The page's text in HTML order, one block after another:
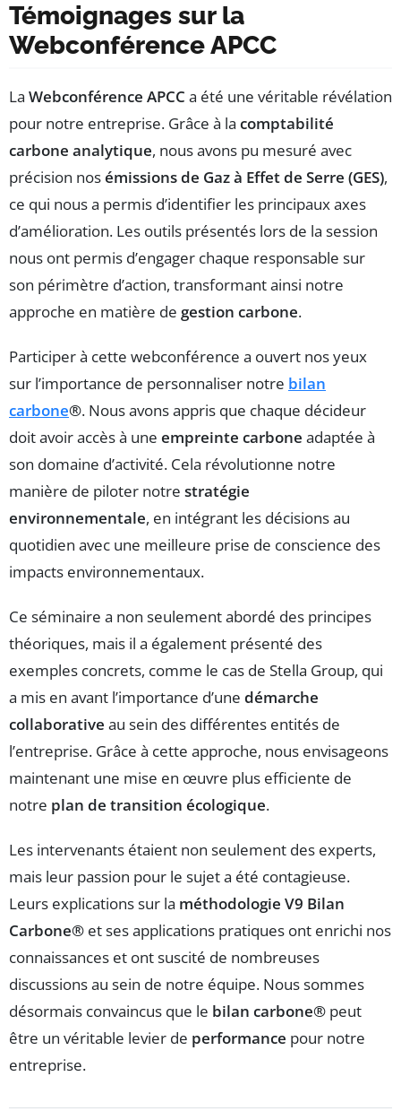
Témoignages sur la
Webconférence APCC
La Webconférence APCC a été une véritable révélation
pour notre entreprise. Grâce à la comptabilité
carbone analytique, nous avons pu mesuré avec
précision nosémissions de Gaz à Effet de Serre (GES),
ce qui nous a permis d’identifier les principaux axes
d’amélioration. Les outils présentés lors de la session
nous ont permis d’engager chaque responsable sur
son périmètre d’action, transformant ainsi notre
approche en matière de gestion carbone.
Participer à cette webconférence a ouvert nos yeux
sur l’importance de personnaliser notre bilan
carbone®. Nous avons appris que chaque décideur
doit avoir accès à une empreinte carbone adaptée à
son domaine d’activité. Cela révolutionne notre
manière de piloter notre stratégie
environnementale, en intégrant les décisions au
quotidien avec une meilleure prise de conscience des
impacts environnementaux.
Ce séminaire a non seulement abordé des principes
théoriques, mais il a également présenté des
exemples concrets, comme le cas de Stella Group, qui
a mis en avant l’importance d’une démarche
collaborative au sein des différentes entités de
l’entreprise. Grâce à cette approche, nous envisageons
maintenant une mise en œuvre plus efficiente de
notre plan de transition écologique.
Les intervenants étaient non seulement des experts,
mais leur passion pour le sujet a été contagieuse.
Leurs explications sur la méthodologie V9 Bilan
Carbone® et ses applications pratiques ont enrichi nos
connaissances et ont suscité de nombreuses
discussions au sein de notre équipe. Nous sommes
désormais convaincus que le bilan carbone® peut
être un véritable levier de performance pour notre
entreprise.